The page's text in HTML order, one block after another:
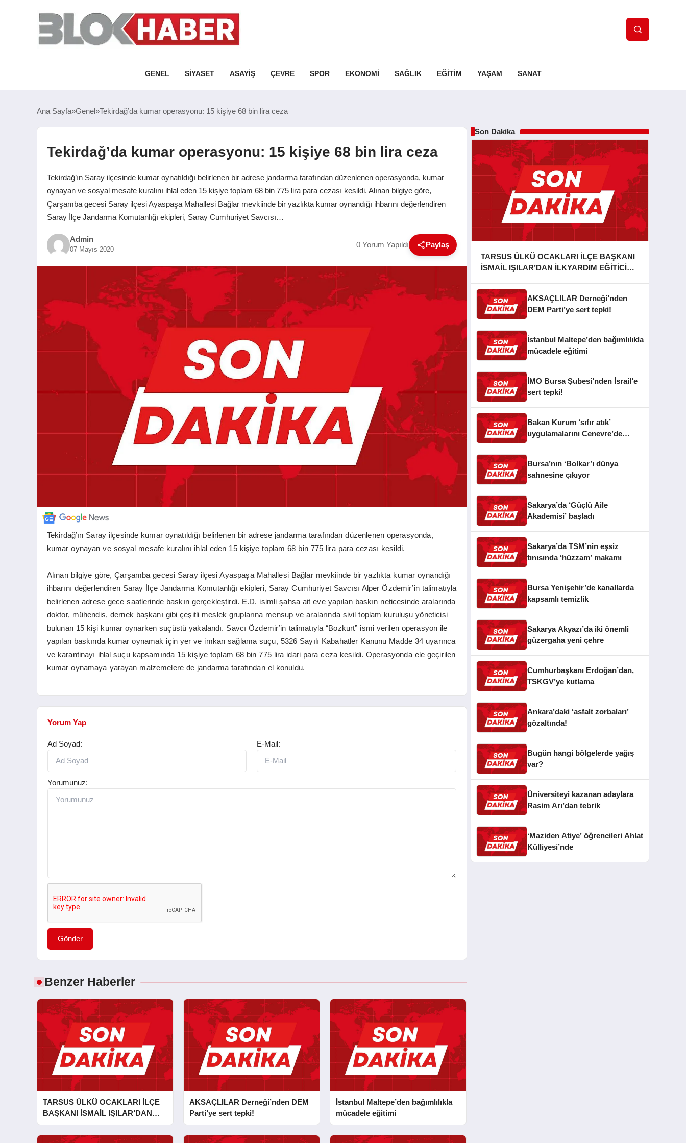
GENEL SIYASET ASAYIŞ ÇEVRE SPOR EKONOMI SAĞLIK EĞITIM YAŞAM SANAT
Ana Sayfa Genel Tekirdağ’da kumar operasyonu: 15 kişiye 68 bin lira ceza
Tekirdağ’da kumar operasyonu: 15 kişiye 68 bin lira ceza
Tekirdağ’ın Saray ilçesinde kumar oynatıldığı belirlenen bir adrese jandarma tarafından düzenlenen operasyonda, kumar
oynayan ve sosyal mesafe kuralını ihlal eden 15 kişiye toplam 68 bin 775 lira para cezası kesildi. Alınan bilgiye göre,
Çarşamba gecesi Saray ilçesi Ayaspaşa Mahallesi Bağlar mevkiinde bir yazlıkta kumar oynandığı ihbarını değerlendiren
Saray İlçe Jandarma Komutanlığı ekipleri, Saray Cumhuriyet Savcısı…
Admin
07 Mayıs 2020 0 Yorum Yapıldı Paylaş
Tekirdağ’ın Saray ilçesinde kumar oynatıldığı belirlenen bir adrese jandarma tarafından düzenlenen operasyonda,
kumar oynayan ve sosyal mesafe kuralını ihlal eden 15 kişiye toplam 68 bin 775 lira para cezası kesildi.
Alınan bilgiye göre, Çarşamba gecesi Saray ilçesi Ayaspaşa Mahallesi Bağlar mevkiinde bir yazlıkta kumar oynandığı
ihbarını değerlendiren Saray İlçe Jandarma Komutanlığı ekipleri, Saray Cumhuriyet Savcısı Alper Özdemir’in talimatıyla
belirlenen adrese gece saatlerinde baskın gerçekleştirdi. E.D. isimli şahsa ait eve yapılan baskın neticesinde aralarında
doktor, mühendis, dernek başkanı gibi çeşitli meslek gruplarına mensup ve aralarında sivil toplam kuruluşu yöneticisi
bulunan 15 kişi kumar oynarken suçüstü yakalandı. Savcı Özdemir’in talimatıyla “Bozkurt” ismi verilen operasyon ile
yapılan baskında kumar oynamak için yer ve imkan sağlama suçu, 5326 Sayılı Kabahatler Kanunu Madde 34 uyarınca
ve karantinayı ihlal suçu kapsamında 15 kişiye toplam 68 bin 775 lira idari para ceza kesildi. Operasyonda ele geçirilen
kumar oynamaya yarayan malzemelere de jandarma tarafından el konuldu.
Yorum Yap
Ad Soyad: E-Mail:
Yorumunuz:
Gönder
Benzer Haberler
TARSUS ÜLKÜ OCAKLARI İLÇE
BAŞKANI İSMAİL IŞILAR’DAN
İLKYARDIM EĞİTİCİ EĞİTMENİ
MURAT CAN FİDAN’A ZİYARET
AKSAÇLILAR Derneği’nden DEM
Parti’ye sert tepki!
İstanbul Maltepe’den bağımlılıkla
mücadele eğitimi
Son Dakika
TARSUS ÜLKÜ OCAKLARI İLÇE BAŞKANI
İSMAİL IŞILAR’DAN İLKYARDIM EĞİTİCİ
AKSAÇLILAR Derneği’nden
DEM Parti’ye sert tepki!
İstanbul Maltepe’den bağımlılıkla
mücadele eğitimi
İMO Bursa Şubesi’nden İsrail’e
sert tepki!
Bakan Kurum ‘sıfır atık’
uygulamalarını Cenevre’de
Bursa’nın ‘Bolkar’ı dünya
sahnesine çıkıyor
Sakarya’da ‘Güçlü Aile
Akademisi’ başladı
Sakarya’da TSM’nin eşsiz
tınısında ‘hüzzam’ makamı
Bursa Yenişehir’de kanallarda
kapsamlı temizlik
Sakarya Akyazı’da iki önemli
güzergaha yeni çehre
Cumhurbaşkanı Erdoğan’dan,
TSKGV’ye kutlama
Ankara’daki ‘asfalt zorbaları’
gözaltında!
Bugün hangi bölgelerde yağış
var?
Üniversiteyi kazanan adaylara
Rasim Arı’dan tebrik
‘Maziden Atiye’ öğrencileri Ahlat
Külliyesi’nde